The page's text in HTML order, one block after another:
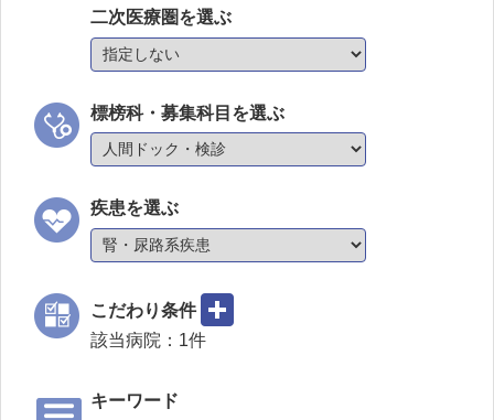
二次医療圏を選ぶ
標榜科・募集科目を選ぶ
疾患を選ぶ
こだわり条件
該当病院： 1件
キーワード